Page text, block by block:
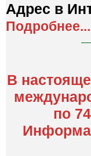
Адрес в
Подробнее...
В
по